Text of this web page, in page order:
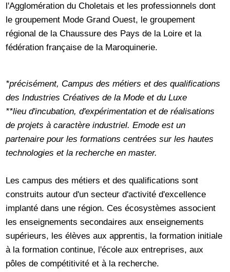
l'Agglomération du Choletais et les professionnels dont
le groupement Mode Grand Ouest, le groupement
régional de la Chaussure des Pays de la Loire et la
fédération française de la Maroquinerie.
*précisément, Campus des métiers et des qualifications
des Industries Créatives de la Mode et du Luxe
**lieu d'incubation, d'expérimentation et de réalisations
de projets à caractère industriel. Emode est un
partenaire pour les formations centrées sur les hautes
technologies et la recherche en master.
Les campus des métiers et des qualifications sont
construits autour d'un secteur d'activité d'excellence
implanté dans une région. Ces écosystèmes associent
les enseignements secondaires aux enseignements
supérieurs, les élèves aux apprentis, la formation initiale
à la formation continue, l'école aux entreprises, aux
pôles de compétitivité et à la recherche.